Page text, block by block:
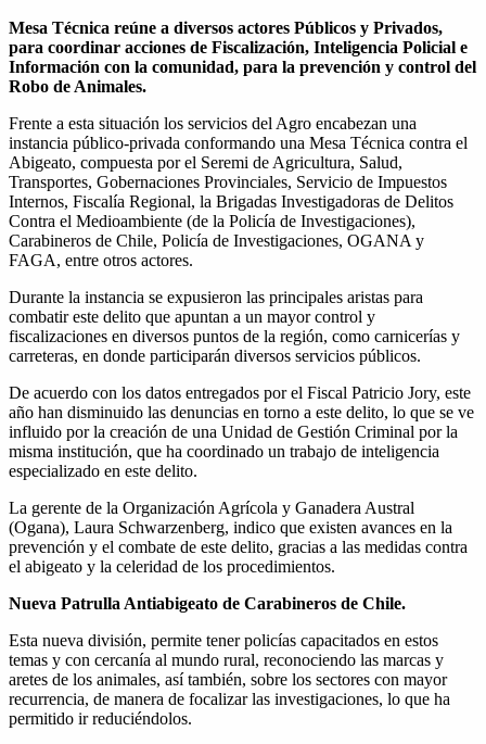
Mesa Técnica reúne a diversos actores Públicos y Privados,
para coordinar acciones de Fiscalización, Inteligencia Policial e
Información con la comunidad, para la prevención y control del
Robo de Animales.
Frente a esta situación los servicios del Agro encabezan una
instancia público-privada conformando una Mesa Técnica contra el
Abigeato, compuesta por el Seremi de Agricultura, Salud,
Transportes, Gobernaciones Provinciales, Servicio de Impuestos
Internos, Fiscalía Regional, la Brigadas Investigadoras de Delitos
Contra el Medioambiente (de la Policía de Investigaciones),
Carabineros de Chile, Policía de Investigaciones, OGANA y
FAGA, entre otros actores.
Durante la instancia se expusieron las principales aristas para
combatir este delito que apuntan a un mayor control y
fiscalizaciones en diversos puntos de la región, como carnicerías y
carreteras, en donde participarán diversos servicios públicos.
De acuerdo con los datos entregados por el Fiscal Patricio Jory, este
año han disminuido las denuncias en torno a este delito, lo que se ve
influido por la creación de una Unidad de Gestión Criminal por la
misma institución, que ha coordinado un trabajo de inteligencia
especializado en este delito.
La gerente de la Organización Agrícola y Ganadera Austral
(Ogana), Laura Schwarzenberg, indico que existen avances en la
prevención y el combate de este delito, gracias a las medidas contra
el abigeato y la celeridad de los procedimientos.
Nueva Patrulla Antiabigeato de Carabineros de Chile.
Esta nueva división, permite tener policías capacitados en estos
temas y con cercanía al mundo rural, reconociendo las marcas y
aretes de los animales, así también, sobre los sectores con mayor
recurrencia, de manera de focalizar las investigaciones, lo que ha
permitido ir reduciéndolos.